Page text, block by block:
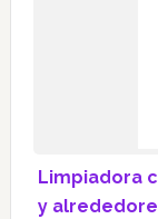
Limpiadora
y